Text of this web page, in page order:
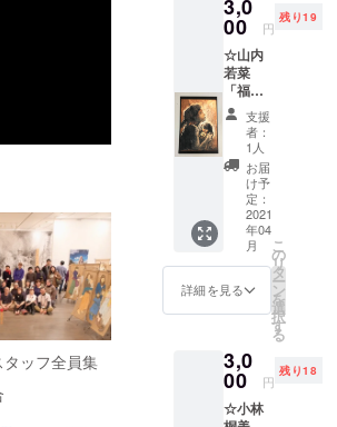
ッフ全員集
送はあ
りませ
ん。 当
日受付
でお名
前をお
伝えく
ださ
い。
知らせ
くださ
い。掲
示不要
の方
は、そ
の旨ご
記載く
ださい)
・中筋
純作品
「花咲
く街」
シリー
ズより
壁紙用
点。 ＊
備考欄
にて番
号をご
3,0
00 円
残り19
☆山内
若菜
「福島
の母&牧
場」ポ
スト
カード5
種セッ
ト ・サ
ンクス
メール
・会場
エント
ランス
にてご
芳名掲
欄にて
掲示用
のお名
前をお
支援
者：
1人
お届
け予
定：
2021
年04
月
詳細を見る
こ
の
リ
タ
ー
ン
を
選
択
す
る
3,0
00 円
残り18
☆小林